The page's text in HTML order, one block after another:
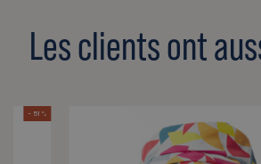
Les clients ont
- 51 %